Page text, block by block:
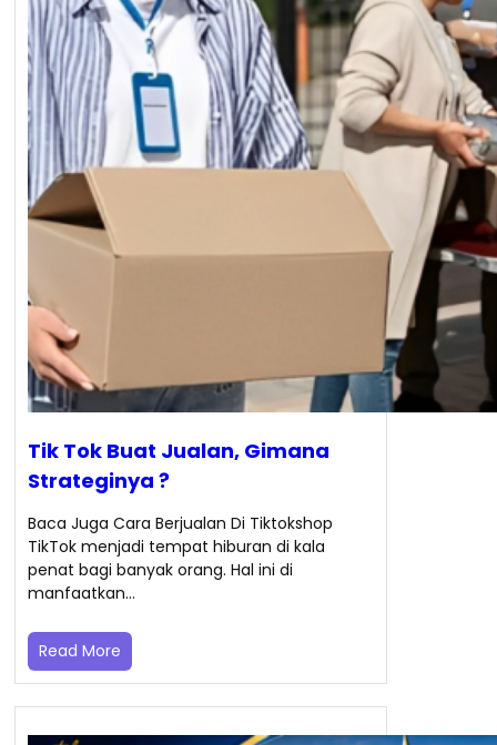
Tik Tok Buat Jualan, Gimana
Strateginya ?
Baca Juga Cara Berjualan Di Tiktokshop
TikTok menjadi tempat hiburan di kala
penat bagi banyak orang. Hal ini di
manfaatkan…
Read More